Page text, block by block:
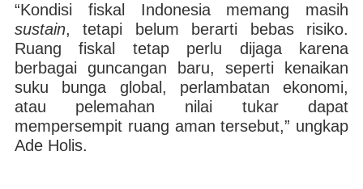
“Kondisi fiskal Indonesia memang masih
sustain, tetapi belum berarti bebas risiko.
Ruang fiskal tetap perlu dijaga karena
berbagai guncangan baru, seperti kenaikan
suku bunga global, perlambatan ekonomi,
atau pelemahan nilai tukar dapat
mempersempit ruang aman tersebut,” ungkap
Ade Holis.